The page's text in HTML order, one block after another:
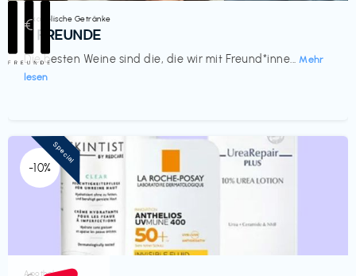
Alkoholische Getränke
III FREUNDE
Die besten Weine sind die, die wir mit Freund*inne... Mehr
lesen
€‎
-10%
Apotheke
Special